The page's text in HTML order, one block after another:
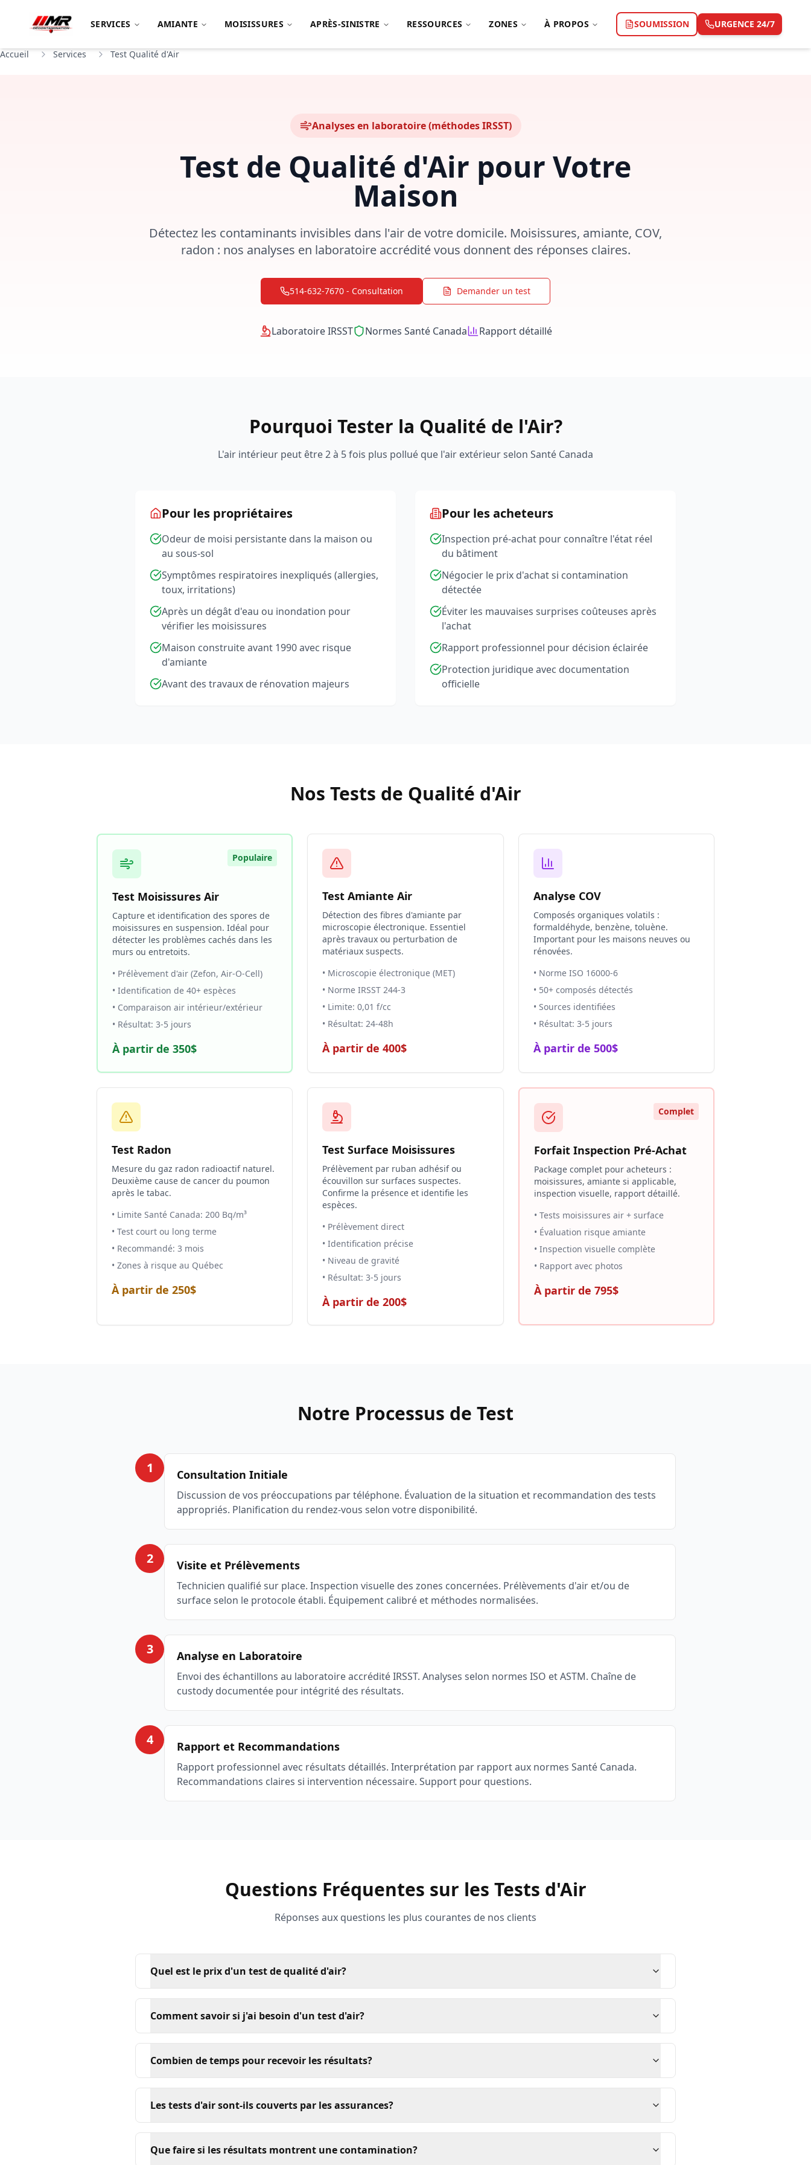
SERVICES AMIANTE MOISISSURES APRÈS-SINISTRE RESSOURCES ZONES À PROPOS SOUMISSION URGENCE 24/7
Accueil Services Test Qualité d'Air
Analyses en laboratoire (méthodes IRSST)
Test de Qualité d'Air pour Votre
Maison
Détectez les contaminants invisibles dans l'air de votre domicile. Moisissures, amiante, COV,
radon : nos analyses en laboratoire accrédité vous donnent des réponses claires.
514-632-7670 - Consultation Demander un test
Laboratoire IRSST Normes Santé Canada Rapport détaillé
Pourquoi Tester la Qualité de l'Air?
L'air intérieur peut être 2 à 5 fois plus pollué que l'air extérieur selon Santé Canada
Pour les propriétaires
Odeur de moisi persistante dans la maison ou
au sous-sol
Symptômes respiratoires inexpliqués (allergies,
toux, irritations)
Après un dégât d'eau ou inondation pour
vérifier les moisissures
Maison construite avant 1990 avec risque
d'amiante
Avant des travaux de rénovation majeurs
Pour les acheteurs
Inspection pré-achat pour connaître l'état réel
du bâtiment
Négocier le prix d'achat si contamination
détectée
Éviter les mauvaises surprises coûteuses après
l'achat
Rapport professionnel pour décision éclairée
Protection juridique avec documentation
officielle
Nos Tests de Qualité d'Air
Populaire
Test Moisissures Air
Capture et identification des spores de
moisissures en suspension. Idéal pour
détecter les problèmes cachés dans les
murs ou entretoits.
• Prélèvement d'air (Zefon, Air-O-Cell)
• Identification de 40+ espèces
• Comparaison air intérieur/extérieur
• Résultat: 3-5 jours
À partir de 350$
Test Amiante Air
Détection des fibres d'amiante par
microscopie électronique. Essentiel
après travaux ou perturbation de
matériaux suspects.
• Microscopie électronique (MET)
• Norme IRSST 244-3
• Limite: 0,01 f/cc
• Résultat: 24-48h
À partir de 400$
Analyse COV
Composés organiques volatils :
formaldéhyde, benzène, toluène.
Important pour les maisons neuves ou
rénovées.
• Norme ISO 16000-6
• 50+ composés détectés
• Sources identifiées
• Résultat: 3-5 jours
À partir de 500$
Test Radon
Mesure du gaz radon radioactif naturel.
Deuxième cause de cancer du poumon
après le tabac.
• Limite Santé Canada: 200 Bq/m³
• Test court ou long terme
• Recommandé: 3 mois
• Zones à risque au Québec
À partir de 250$
Test Surface Moisissures
Prélèvement par ruban adhésif ou
écouvillon sur surfaces suspectes.
Confirme la présence et identifie les
espèces.
• Prélèvement direct
• Identification précise
• Niveau de gravité
• Résultat: 3-5 jours
À partir de 200$
Complet
Forfait Inspection Pré-Achat
Package complet pour acheteurs :
moisissures, amiante si applicable,
inspection visuelle, rapport détaillé.
• Tests moisissures air + surface
• Évaluation risque amiante
• Inspection visuelle complète
• Rapport avec photos
À partir de 795$
Notre Processus de Test
1 Consultation Initiale
Discussion de vos préoccupations par téléphone. Évaluation de la situation et recommandation des tests
appropriés. Planification du rendez-vous selon votre disponibilité.
2 Visite et Prélèvements
Technicien qualifié sur place. Inspection visuelle des zones concernées. Prélèvements d'air et/ou de
surface selon le protocole établi. Équipement calibré et méthodes normalisées.
3 Analyse en Laboratoire
Envoi des échantillons au laboratoire accrédité IRSST. Analyses selon normes ISO et ASTM. Chaîne de
custody documentée pour intégrité des résultats.
4 Rapport et Recommandations
Rapport professionnel avec résultats détaillés. Interprétation par rapport aux normes Santé Canada.
Recommandations claires si intervention nécessaire. Support pour questions.
Questions Fréquentes sur les Tests d'Air
Réponses aux questions les plus courantes de nos clients
Quel est le prix d'un test de qualité d'air?
Comment savoir si j'ai besoin d'un test d'air?
Combien de temps pour recevoir les résultats?
Les tests d'air sont-ils couverts par les assurances?
Que faire si les résultats montrent une contamination?